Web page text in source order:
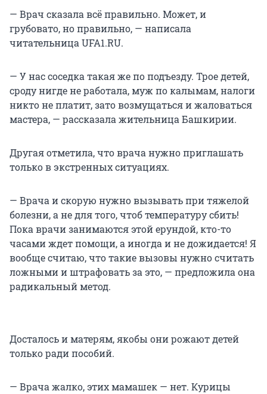
— Врач сказала всё правильно. Может, и
грубовато, но правильно, — написала
читательница UFA1.RU.
— У нас соседка такая же по подъезду. Трое детей,
сроду нигде не работала, муж по калымам, налоги
никто не платит, зато возмущаться и жаловаться
мастера, — рассказала жительница Башкирии.
Другая отметила, что врача нужно приглашать
только в экстренных ситуациях.
— Врача и скорую нужно вызывать при тяжелой
болезни, а не для того, чтоб температуру сбить!
Пока врачи занимаются этой ерундой, кто-то
часами ждет помощи, а иногда и не дожидается! Я
вообще считаю, что такие вызовы нужно считать
ложными и штрафовать за это, — предложила она
радикальный метод.
Досталось и матерям, якобы они рожают детей
только ради пособий.
— Врача жалко, этих мамашек — нет. Курицы